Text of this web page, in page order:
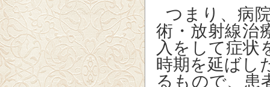
つまり、病
術・放射線治
入をして症状
時期を延ばし
るもので、患